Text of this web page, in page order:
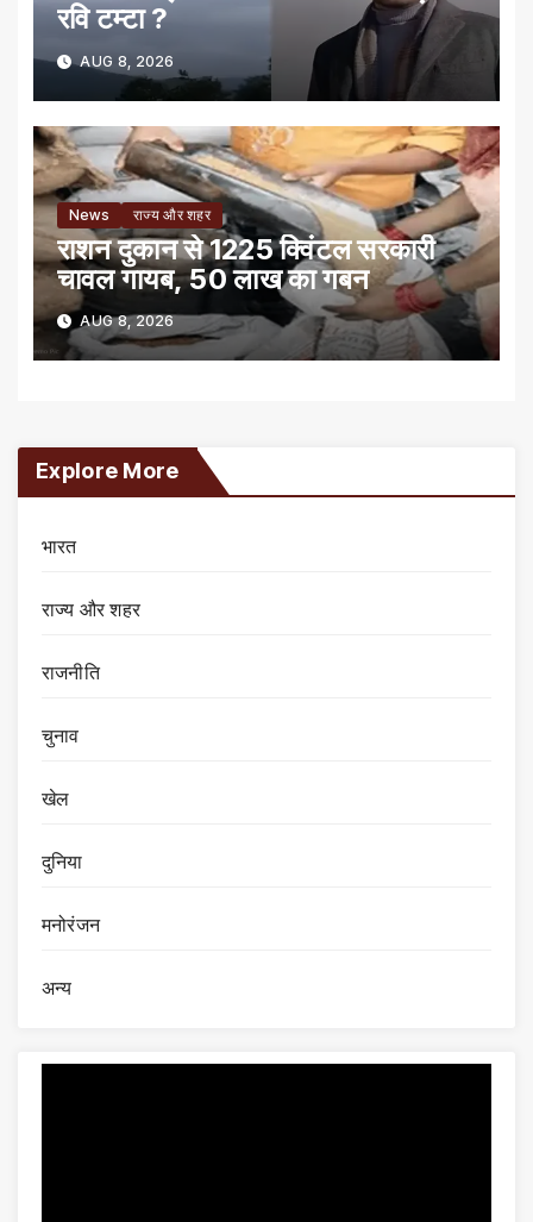
रवि टम्टा ?
AUG 8, 2026
News राज्य और शहर
राशन दुकान से 1225 क्विंटल सरकारी
चावल गायब, 50 लाख का गबन
AUG 8, 2026
Explore More
भारत
राज्य और शहर
राजनीति
चुनाव
खेल
दुनिया
मनोरंजन
अन्य